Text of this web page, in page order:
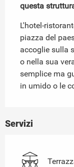
questa
L'hotel-
piazza del
accoglie sulla
o nella sua
semplice ma
in umido o le
Servizi